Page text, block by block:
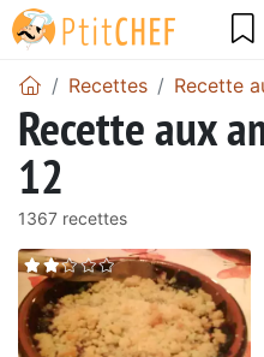
Recettes Recette
Recette aux
12
1367 recettes